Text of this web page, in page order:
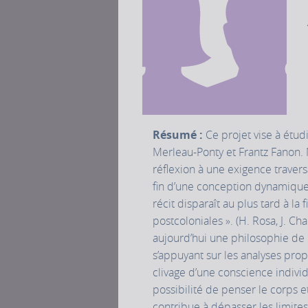
Résumé : Ce projet vise à
Merleau-Ponty et Frantz
réflexion à une exigence
fin d’une conception
récit disparaît au plus tard à la
postcoloniales ». (H. Rosa, J.
aujourd’hui une philosophie
s’appuyant sur les analyses
clivage d’une conscience
possibilité de penser le corps